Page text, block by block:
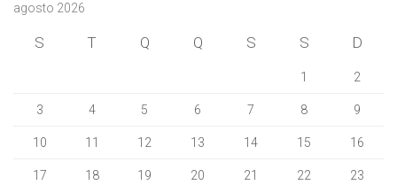
agosto 2026
S T Q Q S S D
1 2
3 4 5 6 7 8 9
10 11 12 13 14 15 16
17 18 19 20 21 22 23